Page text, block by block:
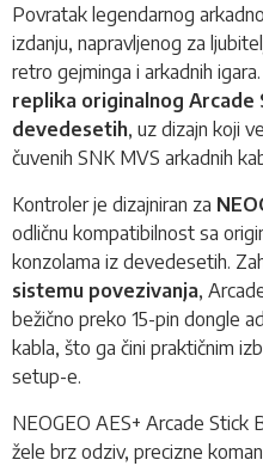
Povratak legendarnog
izdanju, napravljenog za
retro gejminga i arkadnih
replika originalnog
devedesetih, uz dizajn koji
čuvenih SNK MVS arkadnih
Kontroler je dizajniran za
odličnu kompatibilnost sa
konzolama iz devedesetih.
sistemu povezivanja,
bežično preko 15-pin dongle
kabla, što ga čini praktičnim
setup-e.
NEOGEO AES+ Arcade Stick
žele brz odziv, precizne